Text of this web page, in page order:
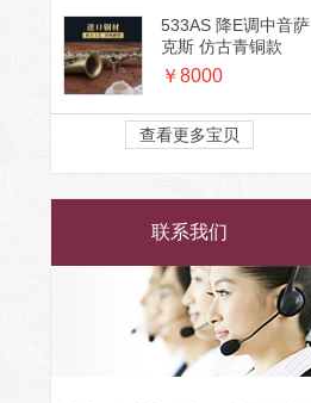
533AS 降E调中音萨
克斯 仿古青铜款
￥8000
查看更多宝贝
联系我们